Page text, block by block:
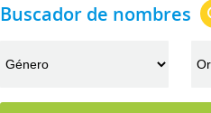
Buscador de nombres